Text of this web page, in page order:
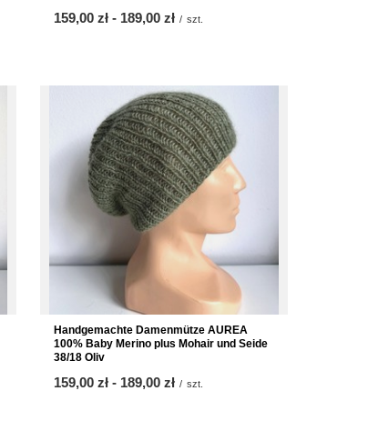
ab
159,00 zł - bis
189,00 zł / szt.
Handgemachte Damenmütze AUREA
100% Baby Merino plus Mohair und Seide
38/18 Oliv
ab
159,00 zł - bis
189,00 zł / szt.